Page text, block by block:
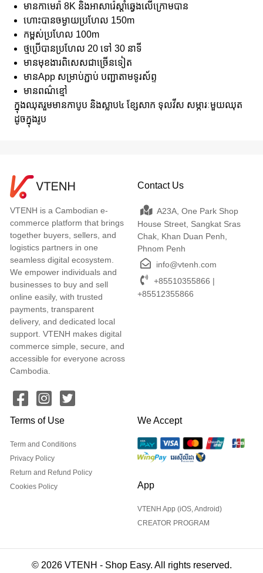
មានកាមេរ៉ា 8K និងអាសារ៉េស្តាំឆ្វេងលើក្រោមបាន
ហោះបានចម្ងាយប្រហែល 150m
កម្ពស់ប្រហែល 100m
ថ្មប្រើបានប្រហែល 20 ទៅ 30 នាទី
មានមុខងារពិសេសជាច្រើនទៀត
មានApp សម្រាប់ភ្ជាប់ បញ្ជាតាមទូរស័ព្ទ
មានពណ៌ខ្មៅ
ក្នុងឈុតរួមមានកាបូប និងស្លាប៤ ខ្សែសាក ទុលវីស សម្ភារៈមួយឈុត
ដូចក្នុងរូប
VTENH is a Cambodian e-
commerce platform that brings
together buyers, sellers, and
logistics partners in one
seamless digital ecosystem.
We empower individuals and
businesses to buy and sell
online easily, with trusted
payments, transparent
delivery, and dedicated local
support. VTENH makes digital
commerce simple, secure, and
accessible for everyone across
Cambodia.
Contact Us
A23A, One Park Shop
House Street, Sangkat Sras
Chak, Khan Duan Penh,
Phnom Penh
info@vtenh.com
+85510355866 |
+85512355866
Terms of Use
Term and Conditions
Privacy Policy
Return and Refund Policy
Cookies Policy
We Accept
App
VTENH App (iOS, Android)
CREATOR PROGRAM
© 2026 VTENH - Shop Easy. All rights reserved.